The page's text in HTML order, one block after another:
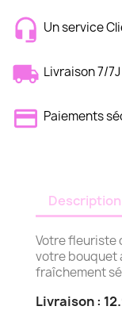
Un service
Livraison 7/
Paiements
Description
Votre fleuriste
votre bouquet
fraîchement
Livraison :